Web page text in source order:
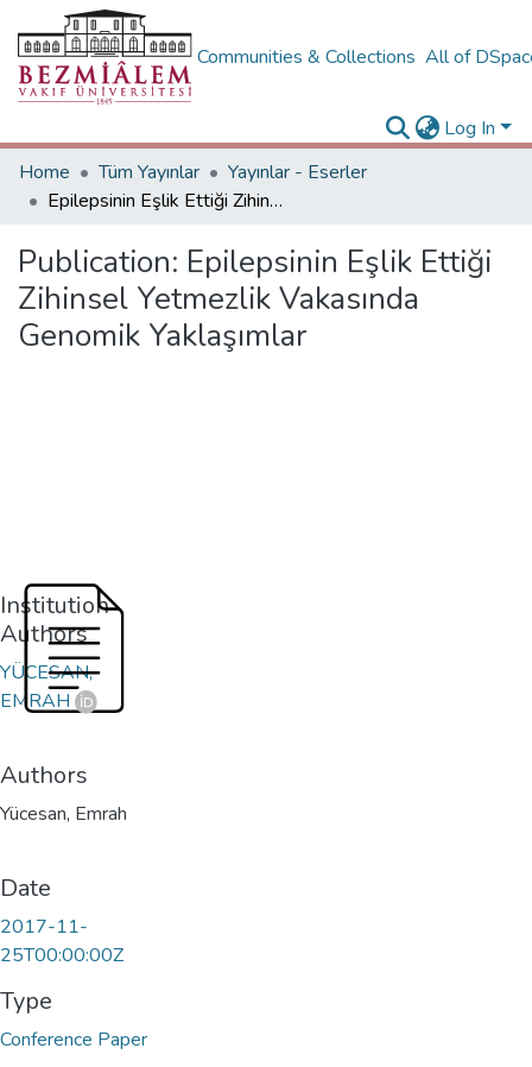
Communities & Collections All of
Log In
Home
Tüm Yayınlar
Yayınlar - Eserler
Epilepsinin Eşlik Ettiği Zihinsel Yetmezlik Vakasında Genomik Yaklaşımlar
Publication: Epilepsinin Eşlik Ettiği
Zihinsel Yetmezlik Vakasında
Genomik Yaklaşımlar
Institution
Authors
YÜCESAN,
EMRAH
Authors
Yücesan, Emrah
Date
2017-11-
25T00:00:00Z
Type
Conference Paper